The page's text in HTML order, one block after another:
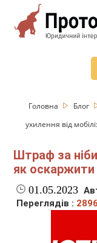
Головна Блог
ухилення від
Штраф за ніби
як оскаржити
01.05.2023
Переглядів : 2896